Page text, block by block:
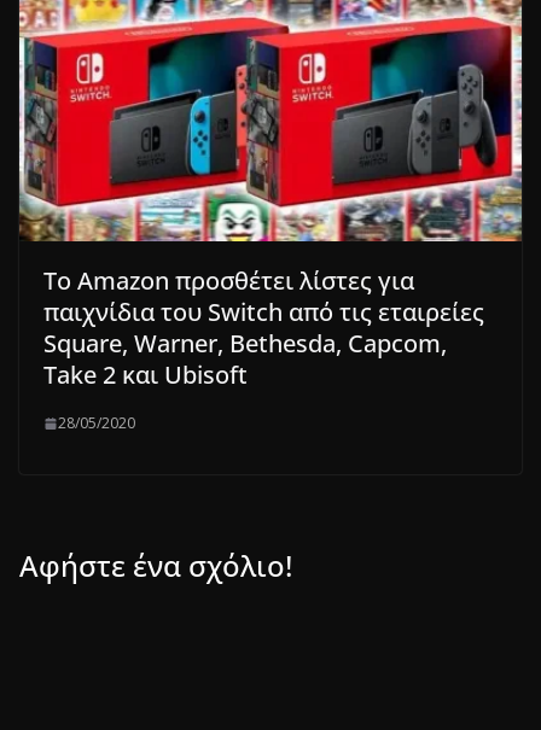
Το Amazon προσθέτει λίστες για
παιχνίδια του Switch από τις εταιρείες
Square, Warner, Bethesda, Capcom,
Take 2 και Ubisoft
28/05/2020
Αφήστε ένα σχόλιο!